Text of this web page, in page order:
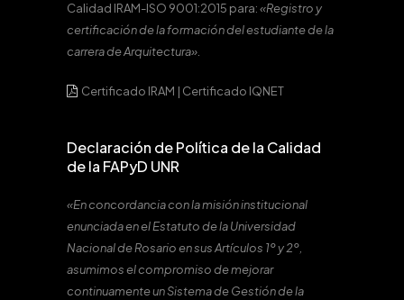
Calidad IRAM-ISO 9001:2015 para:«Registro y
certificación de la formación del estudiante de la
carrera de Arquitectura».
Certificado IRAM | Certificado IQNET
Declaración de Política de la Calidad
de la FAPyD UNR
«En concordancia con la misión institucional
enunciada en el Estatuto de la Universidad
Nacional de Rosario en sus Artículos 1º y 2º,
asumimos el compromiso de mejorar
continuamente un Sistema de Gestión de la